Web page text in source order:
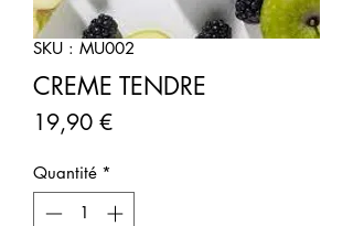
SKU : MU002
CREME TENDRE
19,90 €Prix
Quantité *